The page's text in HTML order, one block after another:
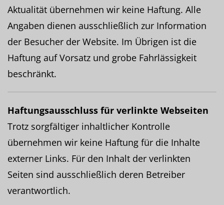
Aktualität übernehmen wir keine Haftung. Alle
Angaben dienen ausschließlich zur Information
der Besucher der Website. Im Übrigen ist die
Haftung auf Vorsatz und grobe Fahrlässigkeit
beschränkt.
Haftungsausschluss für verlinkte Webseiten
Trotz sorgfältiger inhaltlicher Kontrolle
übernehmen wir keine Haftung für die Inhalte
externer Links. Für den Inhalt der verlinkten
Seiten sind ausschließlich deren Betreiber
verantwortlich.